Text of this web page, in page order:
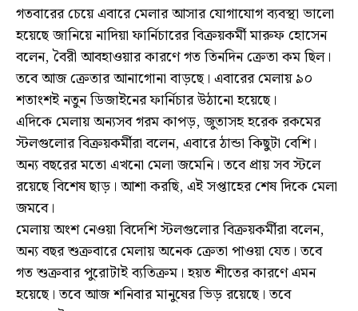
গতবারের চেয়ে এবারে মেলার আসার যোগাযোগ ব্যবস্থা ভালো
হয়েছে জানিয়ে নাদিয়া ফার্নিচারের বিক্রয়কর্মী মারুফ হোসেন
বলেন, বৈরী আবহাওয়ার কারণে গত তিনদিন ক্রেতা কম ছিল।
তবে আজ ক্রেতার আনাগোনা বাড়ছে। এবারের মেলায় ৯০
শতাংশই নতুন ডিজাইনের ফার্নিচার উঠানো হয়েছে।
এদিকে মেলায় অন্যসব গরম কাপড়, জুতাসহ হরেক রকমের
স্টলগুলোর বিক্রয়কর্মীরা বলেন, এবারে ঠান্ডা কিছুটা বেশি।
অন্য বছরের মতো এখনো মেলা জমেনি। তবে প্রায় সব স্টলে
রয়েছে বিশেষ ছাড়। আশা করছি, এই সপ্তাহের শেষ দিকে মেলা
জমবে।
মেলায় অংশ নেওয়া বিদেশি স্টলগুলোর বিক্রয়কর্মীরা বলেন,
অন্য বছর শুক্রবারে মেলায় অনেক ক্রেতা পাওয়া যেত। তবে
গত শুক্রবার পুরোটাই ব্যতিক্রম। হয়ত শীতের কারণে এমন
হয়েছে। তবে আজ শনিবার মানুষের ভিড় রয়েছে। তবে